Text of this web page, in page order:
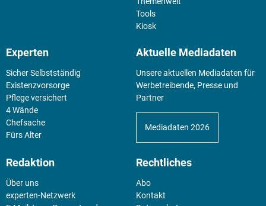
Tools
Kiosk
Experten
Sicher Selbstständig
Existenz­vorsorge
Pflege versichert
4 Wände
Chefsache
Fürs Alter
Aktuelle Mediadaten
Unsere aktuellen Mediadaten für
Werbetreibende, Presse und
Partner
Mediadaten 2026
Redaktion
Über uns
experten-Netzwerk
Rechtliches
Abo
Kontakt